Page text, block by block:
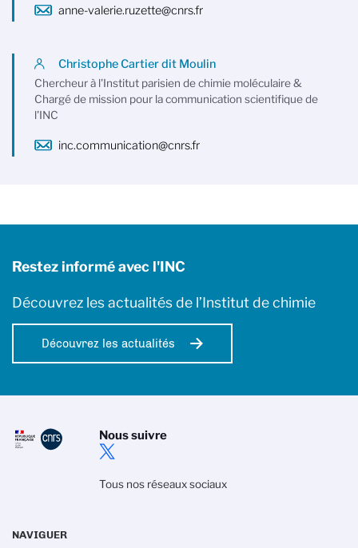
anne-valerie.ruzette@cnrs.fr
Christophe Cartier dit Moulin
Chercheur à l'Institut parisien de chimie moléculaire &
Chargé de mission pour la communication scientifique de
l'INC
inc.communication@cnrs.fr
Restez informé avec l'INC
Découvrez les actualités de l’Institut de chimie
Découvrez les actualités
Nous suivre
Tous nos réseaux sociaux
NAVIGUER